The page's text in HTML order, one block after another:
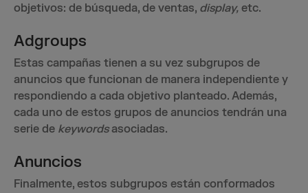
objetivos: de búsqueda, de ventas, display, etc.
Adgroups
Estas campañas tienen a su vez subgrupos de
anuncios que funcionan de manera independiente y
respondiendo a cada objetivo planteado. Además,
cada uno de estos grupos de anuncios tendrán una
serie de keywordsasociadas.
Anuncios
Finalmente, estos subgrupos están conformados